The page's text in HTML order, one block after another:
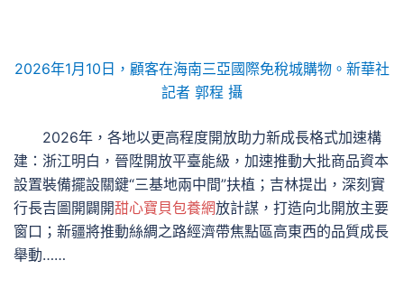
2026年1月10日，顧客在海南三亞國際免稅城購物。新華社
記者 郭程 攝
2026年，各地以更高程度開放助力新成長格式加速構
建：浙江明白，晉陞開放平臺能級，加速推動大批商品資本
設置裝備擺設關鍵“三基地兩中間”扶植；吉林提出，深刻實
行長吉圖開闢開甜心寶貝包養網放計謀，打造向北開放主要
窗口；新疆將推動絲綢之路經濟帶焦點區高東西的品質成長
舉動……